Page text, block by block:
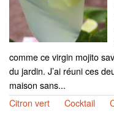
comme ce virgin mojito
du jardin. J’ai réuni ces
maison sans...
Citron vert
Cocktail